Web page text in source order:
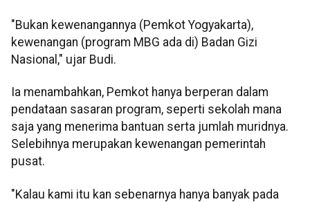
"Bukan kewenangannya (Pemkot Yogyakarta),
kewenangan (program MBG ada di) Badan Gizi
Nasional," ujar Budi.
Ia menambahkan, Pemkot hanya berperan dalam
pendataan sasaran program, seperti sekolah mana
saja yang menerima bantuan serta jumlah muridnya.
Selebihnya merupakan kewenangan pemerintah
pusat.
"Kalau kami itu kan sebenarnya hanya banyak pada